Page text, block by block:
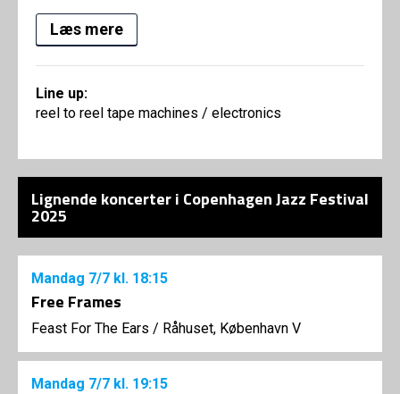
Læs mere
Line up:
reel to reel tape machines / electronics
Lignende koncerter i Copenhagen Jazz Festival
2025
Mandag 7/7 kl. 18:15
Free Frames
Feast For The Ears / Råhuset, København V
Mandag 7/7 kl. 19:15